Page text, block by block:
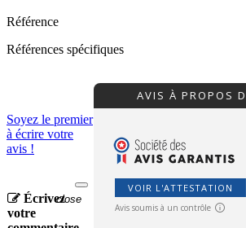
Référence
Références spécifiques
AVIS À PROPOS
VOIR L'ATTESTATION
Avis soumis à un contrôle
Soyez le premier
à écrire votre
avis !
Écrivez
votre
close